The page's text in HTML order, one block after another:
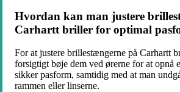
Hvordan kan man justere
Carhartt briller for optimal
For at justere brillestængerne på Carhartt
forsigtigt bøje dem ved ørerne for at opnå
sikker pasform, samtidig med at man
rammen eller linserne.